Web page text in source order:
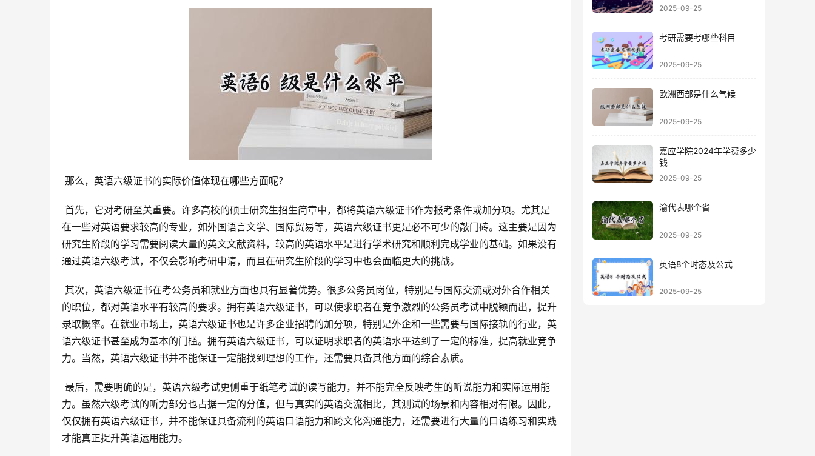
那么，英语六级证书的实际价值体现在哪些方面呢？
在一些对英语要求较高的专业，如外国语言文学、国际贸易等，英语六级证书更是必不可少的敲门砖。这主要是因为
研究生阶段的学习需要阅读大量的英文文献资料，较高的英语水平是进行学术研究和顺利完成学业的基础。如果没有
通过英语六级考试，不仅会影响考研申请，而且在研究生阶段的学习中也会面临更大的挑战。
的职位，都对英语水平有较高的要求。拥有英语六级证书，可以使求职者在竞争激烈的公务员考试中脱颖而出，提升
录取概率。在就业市场上，英语六级证书也是许多企业招聘的加分项，特别是外企和一些需要与国际接轨的行业，英
语六级证书甚至成为基本的门槛。拥有英语六级证书，可以证明求职者的英语水平达到了一定的标准，提高就业竞争
力。当然，英语六级证书并不能保证一定能找到理想的工作，还需要具备其他方面的综合素质。
力。虽然六级考试的听力部分也占据一定的分值，但与真实的英语交流相比，其测试的场景和内容相对有限。因此，
仅仅拥有英语六级证书，并不能保证具备流利的英语口语能力和跨文化沟通能力，还需要进行大量的口语练习和实践
才能真正提升英语运用能力。
2025-09-25
考研需要考哪些科目
2025-09-25
欧洲西部是什么气候
2025-09-25
嘉应学院2024年学费多少
钱
2025-09-25
渝代表哪个省
2025-09-25
英语8个时态及公式
2025-09-25